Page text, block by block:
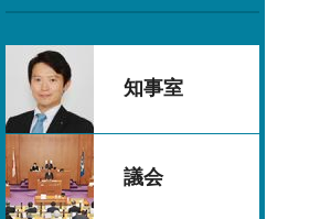
知事室
議会